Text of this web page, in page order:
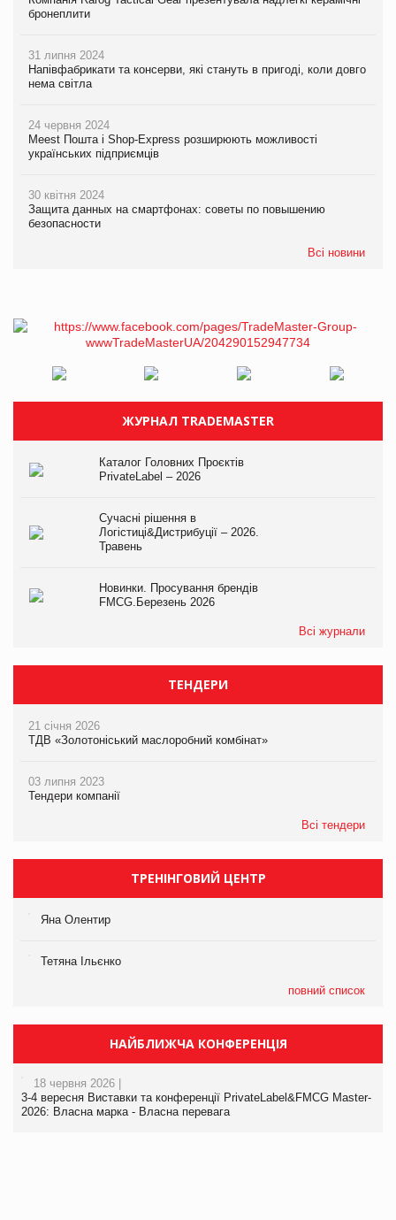
бронеплити
31 липня 2024
Напівфабрикати та консерви, які стануть в пригоді, коли довго
нема світла
24 червня 2024
Meest Пошта і Shop-Express розширюють можливості
українських підприємців
30 квітня 2024
Защита данных на смартфонах: советы по повышению
безопасности
Всі новини
ЖУРНАЛ TRADEMASTER
Каталог Головних Проєктів
PrivateLabel – 2026
Сучасні рішення в
Логістиці&Дистрибуції – 2026.
Травень
Новинки. Просування брендів
FMCG.Березень 2026
Всі журнали
ТЕНДЕРИ
21 січня 2026
ТДВ «Золотоніський маслоробний комбінат»
03 липня 2023
Тендери компанії
Всі тендери
ТРЕНІНГОВИЙ ЦЕНТР
Яна Олентир
Тетяна Ільєнко
повний список
НАЙБЛИЖЧА КОНФЕРЕНЦІЯ
18 червня 2026 |
3-4 вересня Виставки та конференції PrivateLabel&FMCG Master-
2026: Власна марка - Власна перевага